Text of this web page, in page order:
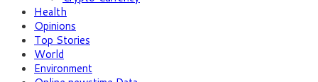
Health
Opinions
Top Stories
World
Environment